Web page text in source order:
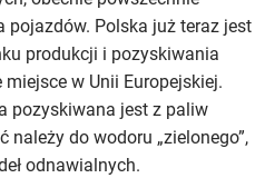
Polska już teraz jest
produkcji i pozyskiwania
w Unii Europejskiej.
pozyskiwana jest z paliw
należy do wodoru „zielonego”,
odnawialnych.